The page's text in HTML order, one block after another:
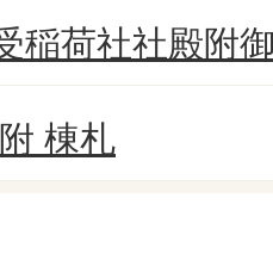
稲荷社社殿附
棟札